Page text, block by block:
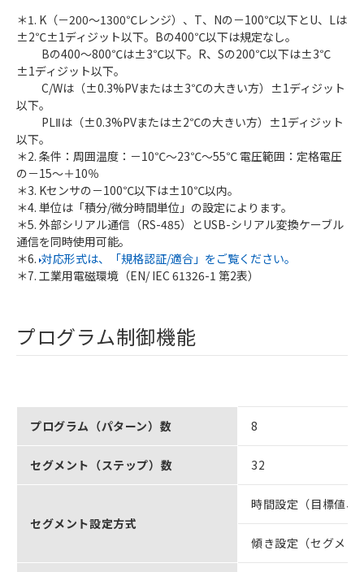
＊1. K（－200～1300℃レンジ）、T、Nの－100℃以下とU、Lは
±2℃±1ディジット以下。Bの400℃以下は規定なし。
Bの400～800℃は±3℃以下。R、Sの200℃以下は±3℃
±1ディジット以下。
C/Wは（±0.3%PVまたは±3℃の大きい方）±1ディジット
以下。
PLⅡは（±0.3%PVまたは±2℃の大きい方）±1ディジット
以下。
＊2. 条件：周囲温度：－10℃～23℃～55℃ 電圧範囲：定格電圧
の－15～＋10％
＊3. Kセンサの－100℃以下は±10℃以内。
＊4. 単位は「積分/微分時間単位」の設定によります。
＊5. 外部シリアル通信（RS-485）とUSB-シリアル変換ケーブル
通信を同時使用可能。
＊6. 対応形式は、「規格認証/適合」をご覧ください。
＊7. 工業用電磁環境（EN/ IEC 61326-1 第2表）
プログラム制御機能
プログラム（パターン）数 8
セグメント（ステップ）数 32
セグメント設定方式
時間設定（目標値、
傾き設定（セグメン